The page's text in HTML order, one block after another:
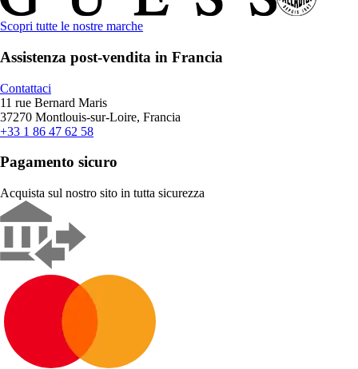
Scopri tutte le nostre marche
Assistenza post-vendita in Francia
Contattaci
11 rue Bernard Maris
37270 Montlouis-sur-Loire, Francia
+33 1 86 47 62 58
Pagamento sicuro
Acquista sul nostro sito in tutta sicurezza